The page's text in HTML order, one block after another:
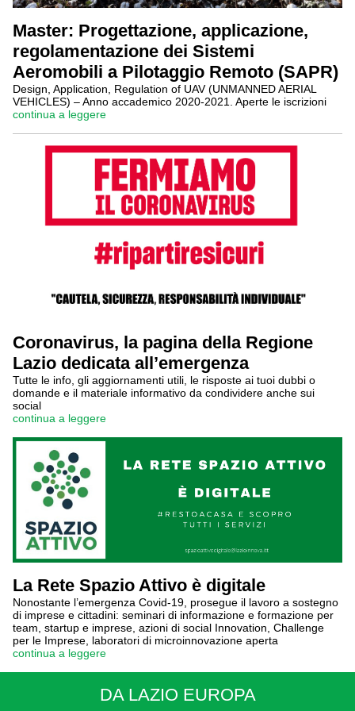
Master: Progettazione, applicazione,
regolamentazione dei Sistemi
Aeromobili a Pilotaggio Remoto (SAPR)
Design, Application, Regulation of UAV (UNMANNED AERIAL
VEHICLES) – Anno accademico 2020-2021. Aperte le iscrizioni
continua a leggere
Coronavirus, la pagina della Regione
Lazio dedicata all’emergenza
Tutte le info, gli aggiornamenti utili, le risposte ai tuoi dubbi o
domande e il materiale informativo da condividere anche sui
social
continua a leggere
La Rete Spazio Attivo è digitale
Nonostante l’emergenza Covid-19, prosegue il lavoro a sostegno
di imprese e cittadini: seminari di informazione e formazione per
team, startup e imprese, azioni di social Innovation, Challenge
per le Imprese, laboratori di microinnovazione aperta
continua a leggere
DA LAZIO EUROPA